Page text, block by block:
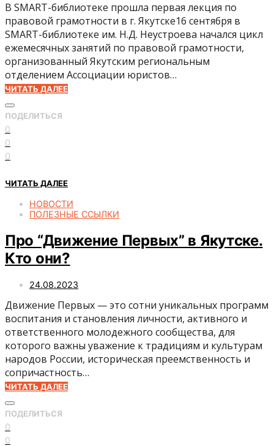
В SMART-библиотеке прошла первая лекция по
правовой грамотности в г. Якутске16 сентября в
SMART-библиотеке им. Н.Д. Неустроева начался цикл
ежемесячных занятий по правовой грамотности,
организованный Якутским региональным
отделением Ассоциации юристов…
ЧИТАТЬ ДАЛЕЕ
ПОДЕЛИТЬСЯ
0
0
0
ЧИТАТЬ ДАЛЕЕ
НОВОСТИ
ПОЛЕЗНЫЕ ССЫЛКИ
Про “Движение Первых” в Якутске.
Кто они?
24.08.2023
Движение Первых — это сотни уникальных программ
воспитания и становления личности, активного и
ответственного молодежного сообщества, для
которого важны уважение к традициям и культурам
народов России, историческая преемственность и
сопричастность…
ЧИТАТЬ ДАЛЕЕ
ПОДЕЛИТЬСЯ
0
0